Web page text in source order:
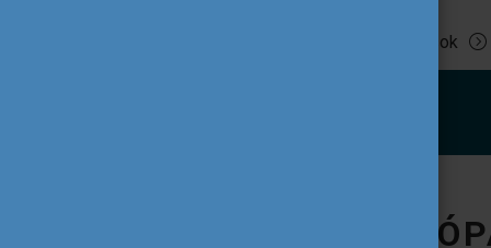
Tovább olvasok
IFJÚSÁG AZ